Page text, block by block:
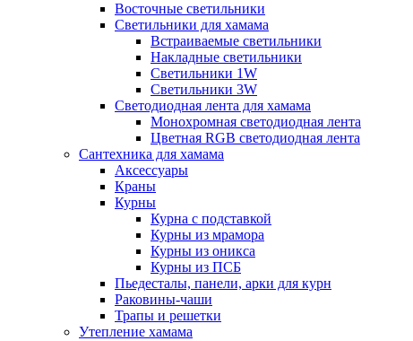
Восточные светильники
Светильники для хамама
Встраиваемые светильники
Накладные светильники
Светильники 1W
Светильники 3W
Светодиодная лента для хамама
Монохромная светодиодная лента
Цветная RGB светодиодная лента
Сантехника для хамама
Аксессуары
Краны
Курны
Курна с подставкой
Курны из мрамора
Курны из оникса
Курны из ПСБ
Пьедесталы, панели, арки для курн
Раковины-чаши
Трапы и решетки
Утепление хамама